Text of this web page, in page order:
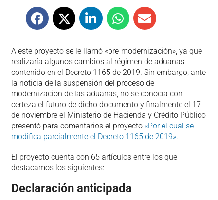
A este proyecto se le llamó «pre-modernización», ya que
realizaría algunos cambios al régimen de aduanas
contenido en el Decreto 1165 de 2019. Sin embargo, ante
la noticia de la suspensión del proceso de
modernización de las aduanas, no se conocía con
certeza el futuro de dicho documento y finalmente el 17
de noviembre el Ministerio de Hacienda y Crédito Público
presentó para comentarios el proyecto «Por el cual se
modifica parcialmente el Decreto 1165 de 2019».
El proyecto cuenta con 65 artículos entre los que
destacamos los siguientes:
Declaración anticipada